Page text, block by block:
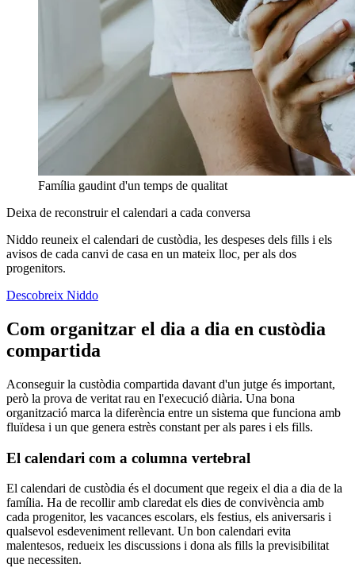
Família gaudint d'un temps de qualitat
Deixa de reconstruir el calendari a cada conversa
Niddo reuneix el calendari de custòdia, les despeses dels fills i els
avisos de cada canvi de casa en un mateix lloc, per als dos
progenitors.
Descobreix Niddo
Com organitzar el dia a dia en custòdia
compartida
Aconseguir la custòdia compartida davant d'un jutge és important,
però la prova de veritat rau en l'execució diària. Una bona
organització marca la diferència entre un sistema que funciona amb
fluïdesa i un que genera estrès constant per als pares i els fills.
El calendari com a columna vertebral
El calendari de custòdia és el document que regeix el dia a dia de la
família. Ha de recollir amb claredat els dies de convivència amb
cada progenitor, les vacances escolars, els festius, els aniversaris i
qualsevol esdeveniment rellevant. Un bon calendari evita
malentesos, redueix les discussions i dona als fills la previsibilitat
que necessiten.